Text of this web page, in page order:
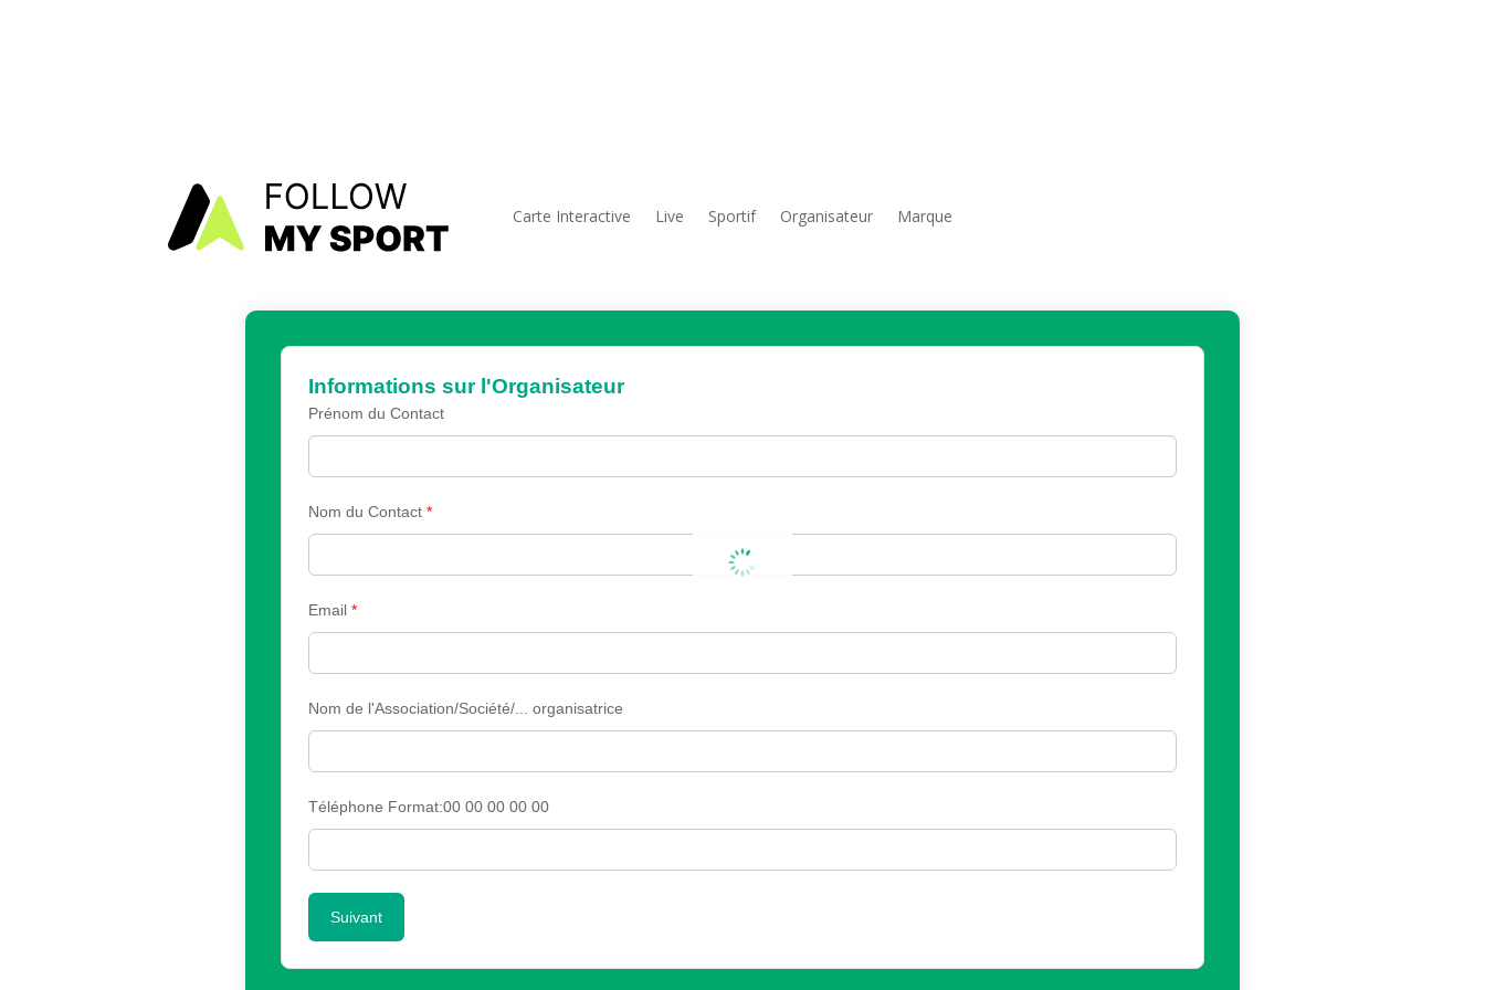
Carte Interactive Live Sportif Organisateur Marque
Informations sur l'Organisateur
Prénom du Contact
Nom du Contact *
Email *
Nom de l'Association/Société/... organisatrice
Téléphone Format:00 00 00 00 00
Suivant